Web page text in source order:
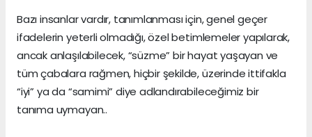
Bazı insanlar vardır, tanımlanması için, genel geçer
ifadelerin yeterli olmadığı, özel betimlemeler yapılarak,
ancak anlaşılabilecek, “süzme” bir hayat yaşayan ve
tüm çabalara rağmen, hiçbir şekilde, üzerinde ittifakla
“iyi” ya da “samimi” diye adlandırabileceğimiz bir
tanıma uymayan..